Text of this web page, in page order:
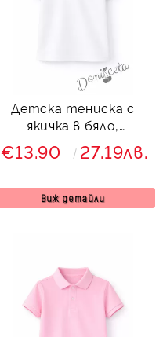
Детска тениска с
якичка в бяло,
подходяща за момче
или момиче и за
€13.90 27.19лв.
Виж детайли